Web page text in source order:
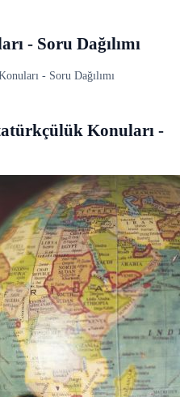
- Soru Dağılımı
Konuları -